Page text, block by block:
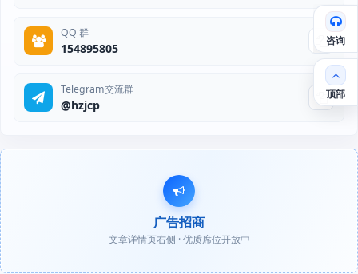
QQ 群
154895805
Telegram交流群
@hzjcp
广告招商
文章详情页右侧 · 优质席位开放中
咨询
顶部